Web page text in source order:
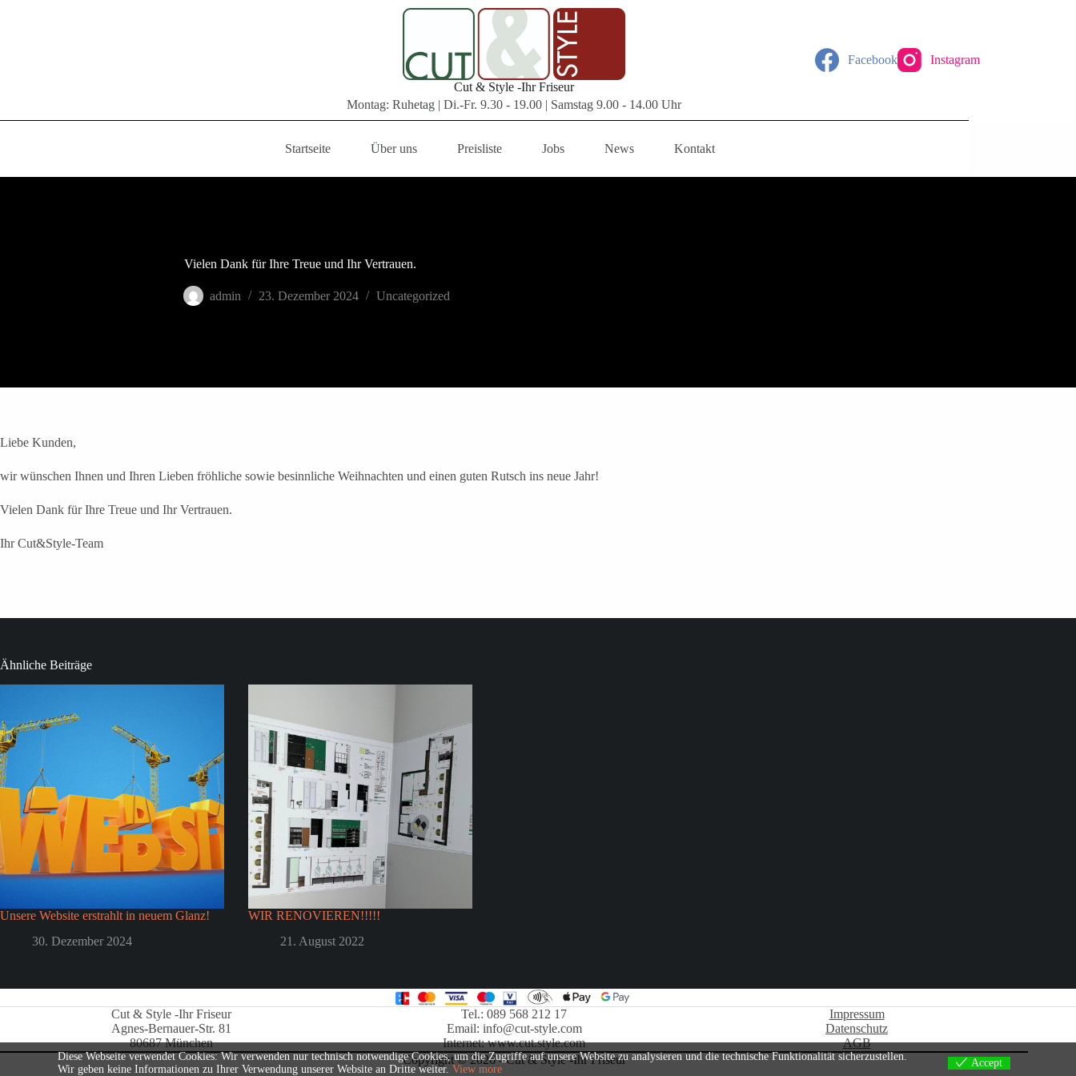
Cut & Style -Ihr Friseur
Montag: Ruhetag | Di.-Fr. 9.30 - 19.00 | Samstag 9.00 - 14.00 Uhr
Facebook Instagram
Startseite Über uns Preisliste Jobs News Kontakt
Vielen Dank für Ihre Treue und Ihr Vertrauen.
admin 23. Dezember 2024 Uncategorized
Liebe Kunden,
wir wünschen Ihnen und Ihren Lieben fröhliche sowie besinnliche Weihnachten und einen guten Rutsch ins neue Jahr!
Vielen Dank für Ihre Treue und Ihr Vertrauen.
IhrCut&Style-Team
Ähnliche Beiträge
Unsere Website erstrahlt in neuem Glanz!
30. Dezember 2024
WIR RENOVIEREN!!!!!
21. August 2022
Cut & Style -Ihr Friseur
Agnes-Bernauer-Str. 81
80687 München
Tel.: 089 568 212 17
Email: info@cut-style.com
Internet: www.cut.style.com
Impressum
Datenschutz
AGB
Copyright © 2026 - Cut & Style -Ihr Friseur
Diese Webseite verwendet Cookies: Wir verwenden nur technisch notwendige Cookies, um die Zugriffe auf unsere Website zu analysieren und die technische Funktionalität sicherzustellen.
Wir geben keine Informationen zu Ihrer Verwendung unserer Website an Dritte weiter. View more
Accept